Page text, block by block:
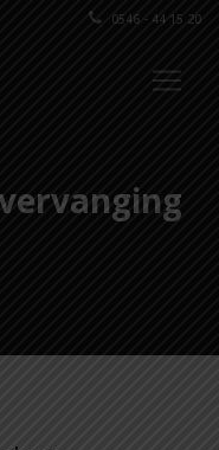
0546 - 44 15 20